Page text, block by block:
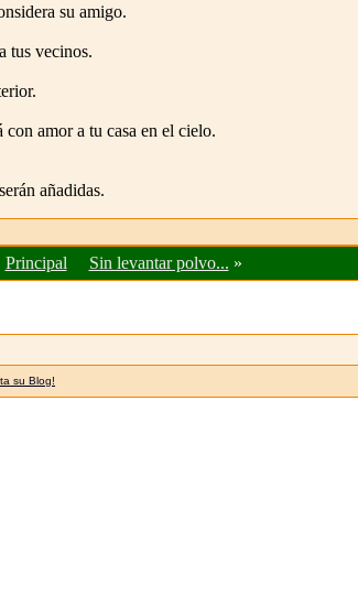
su amigo.
tus vecinos.
amor a tu casa en el cielo.
añadidas.
Principal Sin levantar polvo... »
su Blog!